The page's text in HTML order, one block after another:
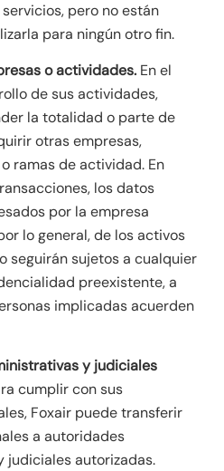
pero no están
para ningún otro fin.
o actividades. En el
de sus actividades,
la totalidad o parte de
otras empresas,
ramas de actividad. En
los datos
por la empresa
lo general, de los activos
seguirán sujetos a cualquier
preexistente, a
implicadas acuerden
y judiciales
cumplir con sus
Foxair puede transferir
a autoridades
judiciales autorizadas.